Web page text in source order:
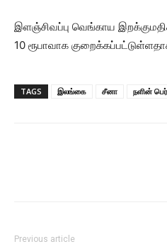
இளஞ்சிவப்பு வெங்காய
10 ரூபாவாக
TAGS இலங்கை சீனா நளின்
Previous article